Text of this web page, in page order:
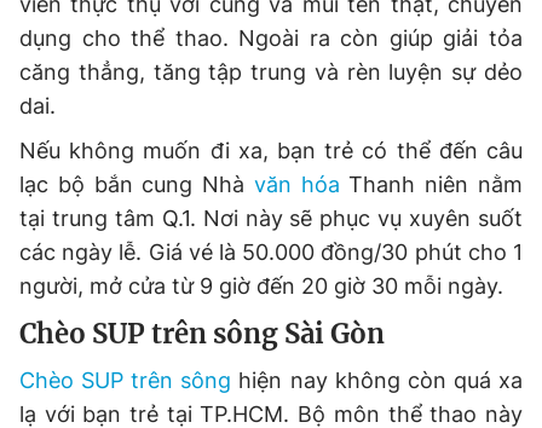
Giấy phép xuất bản số 110/GP - BTTTT cấp ngày 24.3.2020
© 2003-2026 Bản quyền thuộc về Báo Thanh Niên. Cấm sao
chép dưới mọi hình thức nếu không có sự chấp thuận bằng văn
bản. Phát triển bởi ePi Technologies, JSC.
dụng cho thể thao. Ngoài ra còn giúp giải tỏa
căng thẳng, tăng tập trung và rèn luyện sự dẻo
dai.
Nếu không muốn đi xa, bạn trẻ có thể đến câu
lạc bộ bắn cung Nhà văn hóa Thanh niên nằm
tại trung tâm Q.1. Nơi này sẽ phục vụ xuyên suốt
các ngày lễ. Giá vé là 50.000 đồng/30 phút cho 1
người, mở cửa từ 9 giờ đến 20 giờ 30 mỗi ngày.
Chèo SUP trên sông Sài Gòn
Chèo SUP trên sông hiện nay không còn quá xa
lạ với bạn trẻ tại TP.HCM. Bộ môn thể thao này